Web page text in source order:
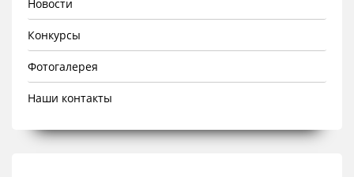
Новости
Конкурсы
Фотогалерея
Наши контакты